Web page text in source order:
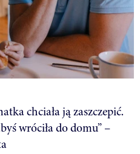
chciała ją zaszczepić.
wróciła do domu” –